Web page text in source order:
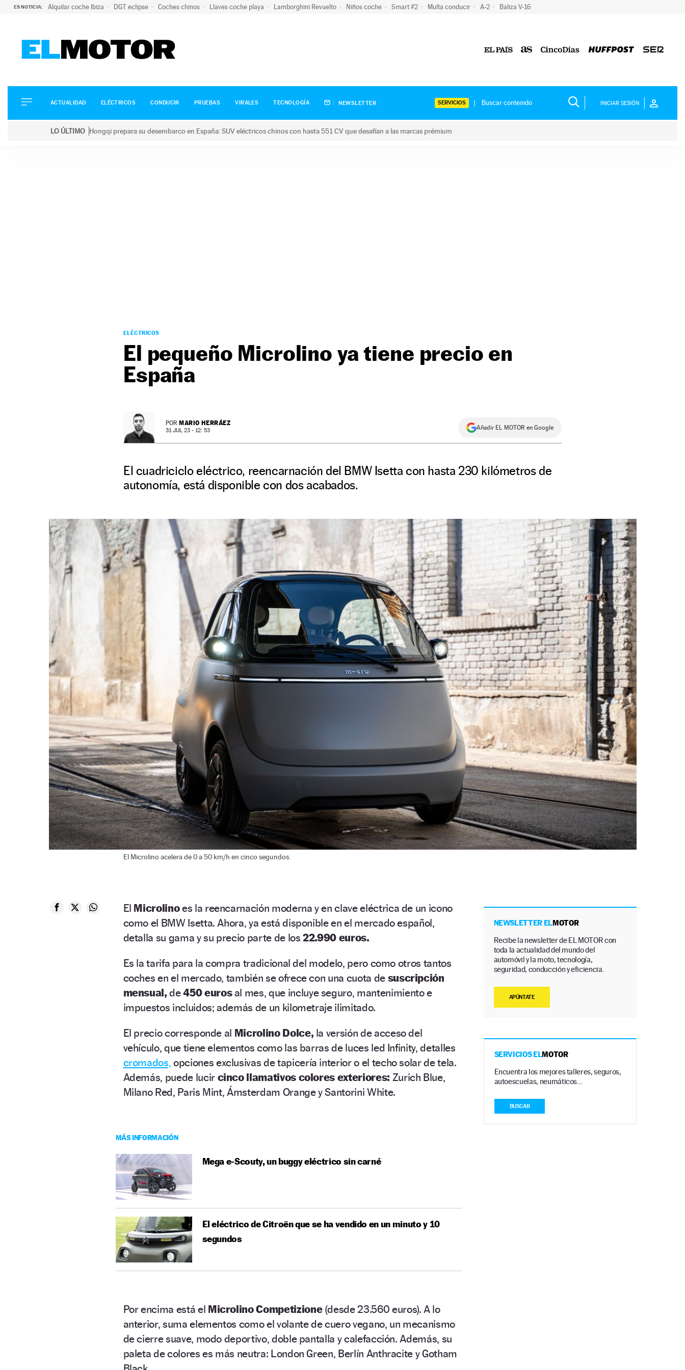
ES NOTICIA: Alquilar coche Ibiza DGT eclipse Coches chinos Llaves coche playa Lamborghini Revuelto Niños coche Smart #2 Multa conducir A-2 Baliza V-16
ELÉCTRICOS
CONDUCIR
ACTUALIDAD ELÉCTRICOS CONDUCIR PRUEBAS VIRALES TECNOLOGÍA NEWSLETTER SERVICIOS INICIAR SESIÓN
LO ÚLTIMO Hongqi prepara su desembarco en España: SUV eléctricos chinos con hasta 551 CV que desafían a las marcas prémium
ELÉCTRICOS
El pequeño Microlino ya tiene precio en
España
POR MARIO HERRÁEZ
31 JUL 23 - 12: 53 Añadir EL MOTOR en Google
El cuadriciclo eléctrico, reencarnación del BMW Isetta con hasta 230 kilómetros de
autonomía, está disponible con dos acabados.
El Microlino acelera de 0 a 50 km/h en cinco segundos.
El Microlinoes la reencarnación moderna y en clave eléctrica de un icono
como el BMW Isetta. Ahora, ya está disponible en el mercado español,
detalla su gama y su precio parte de los22.990 euros.
Es la tarifa para la compra tradicional del modelo, pero como otros tantos
coches en el mercado, también se ofrece con una cuota de suscripción
mensual, de450 eurosal mes, que incluye seguro, mantenimiento e
impuestos incluidos; además de un kilometraje ilimitado.
El precio corresponde al Microlino Dolce, la versión de acceso del
vehículo, que tiene elementos como las barras de luces led Infinity, detalles
cromados, opciones exclusivas de tapicería interior o el techo solar de tela.
Además, puede lucir cinco llamativos colores exteriores: Zurich Blue,
Milano Red, Paris Mint, Ámsterdam Orange y Santorini White.
MÁS INFORMACIÓN
Mega e-Scouty, un buggy eléctrico sin carné
El eléctrico de Citroën que se ha vendido en un minuto y 10
segundos
Por encima está el Microlino Competizione(desde 23.560 euros). A lo
anterior, suma elementos como el volante de cuero vegano, un mecanismo
de cierre suave, modo deportivo, doble pantalla y calefacción. Además, su
paleta de colores es más neutra: London Green, Berlín Anthracite y Gotham
NEWSLETTER ELMOTOR
Recibe la newsletter de EL MOTOR con
toda la actualidad del mundo del
automóvil y la moto, tecnología,
seguridad, conducción y eficiencia.
APÚNTATE
SERVICIOS ELMOTOR
Encuentra los mejores talleres, seguros,
autoescuelas, neumáticos…
BUSCAR